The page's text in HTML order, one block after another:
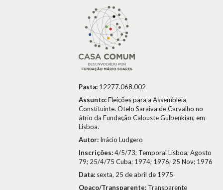
Pasta: 12277.068.002
Assunto:Eleições para a Assembleia
Constituinte. Otelo Saraiva de Carvalho no
átrio da Fundação Calouste Gulbenkian, em
Lisboa.
Autor: Inácio Ludgero
Inscrições:4/5/73; Temporal Lisboa; Agosto
79; 25/4/75 Cuba; 1974; 1976; 25 Nov; 1976
Data: sexta, 25 de abril de 1975
Opaco/Transparente: Transparente